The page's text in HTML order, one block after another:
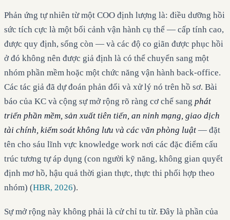
Phản ứng tự nhiên từ một COO định lượng là: điều dưỡng hồi
sức tích cực là một bối cảnh vận hành cụ thể — cấp tính cao,
được quy định, sống còn — và các độ co giãn được phục hồi
ở đó không nên được giả định là có thể chuyển sang một
nhóm phần mềm hoặc một chức năng vận hành back-office.
Các tác giả đã dự đoán phản đối và xử lý nó trên hồ sơ. Bài
báo của KC và cộng sự mở rộng rõ ràng cơ chế sang phát
triển phần mềm, sản xuất tiên tiến, an ninh mạng, giao dịch
tài chính, kiểm soát không lưu và các văn phòng luật — đặt
tên cho sáu lĩnh vực knowledge work nơi các đặc điểm cấu
trúc tương tự áp dụng (con người kỹ năng, không gian quyết
định mơ hồ, hậu quả thời gian thực, thực thi phối hợp theo
nhóm) (HBR, 2026).
Sự mở rộng này không phải là cử chỉ tu từ. Đây là phần của